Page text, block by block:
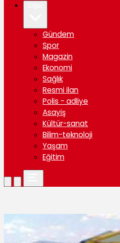
Gündem
Spor
Magazin
Ekonomi
Sağlık
Resmi ilan
Polis - adliye
Asayiş
Kültür-sanat
Bilim-teknoloji
Yaşam
Eğitim